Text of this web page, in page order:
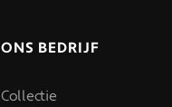
ONS BEDRIJF
Collectie